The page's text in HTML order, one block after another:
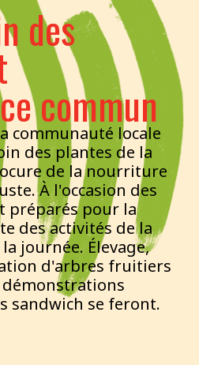
des
commun
communauté locale
des plantes de la
de la nourriture
À l'occasion des
préparés pour la
des activités de la
journée. Élevage,
d'arbres fruitiers
démonstrations
sandwich se feront.